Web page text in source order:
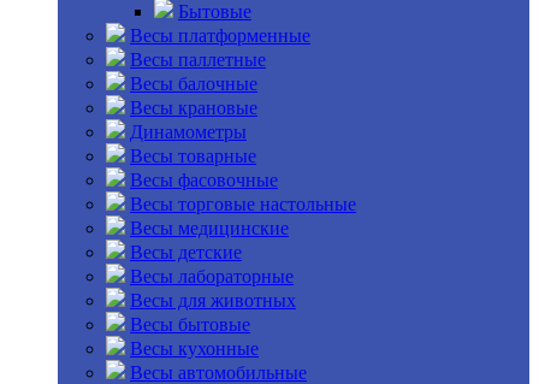
Бытовые
Весы платформенные
Весы паллетные
Весы балочные
Весы крановые
Динамометры
Весы товарные
Весы фасовочные
Весы торговые настольные
Весы медицинские
Весы детские
Весы лабораторные
Весы для животных
Весы бытовые
Весы кухонные
Весы автомобильные